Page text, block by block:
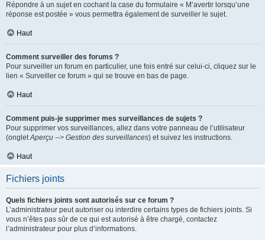
Répondre à un sujet en cochant la case du formulaire « M’avertir lorsqu’une
réponse est postée » vous permettra également de surveiller le sujet.
Haut
Comment surveiller des forums ?
Pour surveiller un forum en particulier, une fois entré sur celui-ci, cliquez sur le
lien « Surveiller ce forum » qui se trouve en bas de page.
Haut
Comment puis-je supprimer mes surveillances de sujets ?
Pour supprimer vos surveillances, allez dans votre panneau de l’utilisateur
(ongletAperçu --> Gestion des surveillances) et suivez les instructions.
Haut
Fichiers joints
Quels fichiers joints sont autorisés sur ce forum ?
L’administrateur peut autoriser ou interdire certains types de fichiers joints. Si
vous n’êtes pas sûr de ce qui est autorisé à être chargé, contactez
l’administrateur pour plus d’informations.